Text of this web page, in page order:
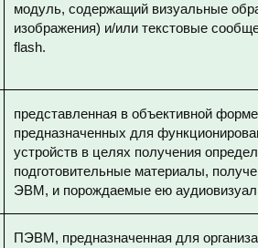
модуль, содержащий визуальные
изображения) и/или текстовые
flash.
представленная в объективной
предназначенных для
устройств в целях получения
подготовительные материалы,
ЭВМ, и порождаемые ею
ПЭВМ, предназначенная для